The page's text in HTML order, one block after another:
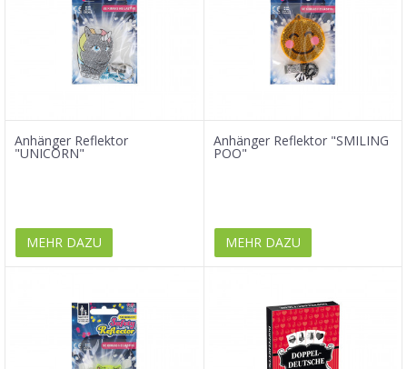
Anhänger Reflektor
"UNICORN"
MEHR DAZU
Anhänger Reflektor "SMILING
POO"
MEHR DAZU